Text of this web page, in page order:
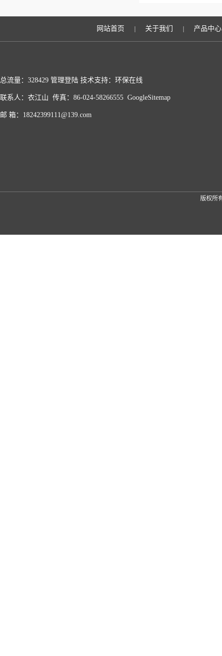
网站首页 关于我们 产品中心
总流量：328429 管理登陆 技术支持： 环保在线
联系人：衣江山 传真：86-024-58266555 GoogleSitemap
邮 箱：18242399111@139.com
版权所